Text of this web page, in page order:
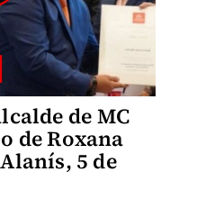
de MC
de Roxana
5 de